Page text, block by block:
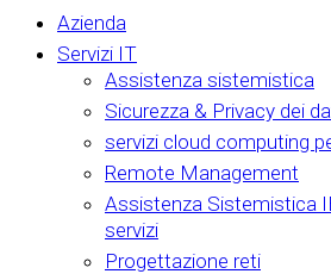
Azienda
Servizi IT
Assistenza sistemistica
Sicurezza & Privacy dei
servizi cloud computing
Remote Management
Assistenza Sistemistica
servizi
Progettazione reti